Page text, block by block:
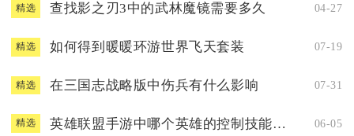
精选 查找影之刃3中的武林魔镜需要多久 04-27
精选 如何得到暖暖环游世界飞天套装 07-19
精选 在三国志战略版中伤兵有什么影响 07-31
精选 英雄联盟手游中哪个英雄的控制技能最厉害 06-05